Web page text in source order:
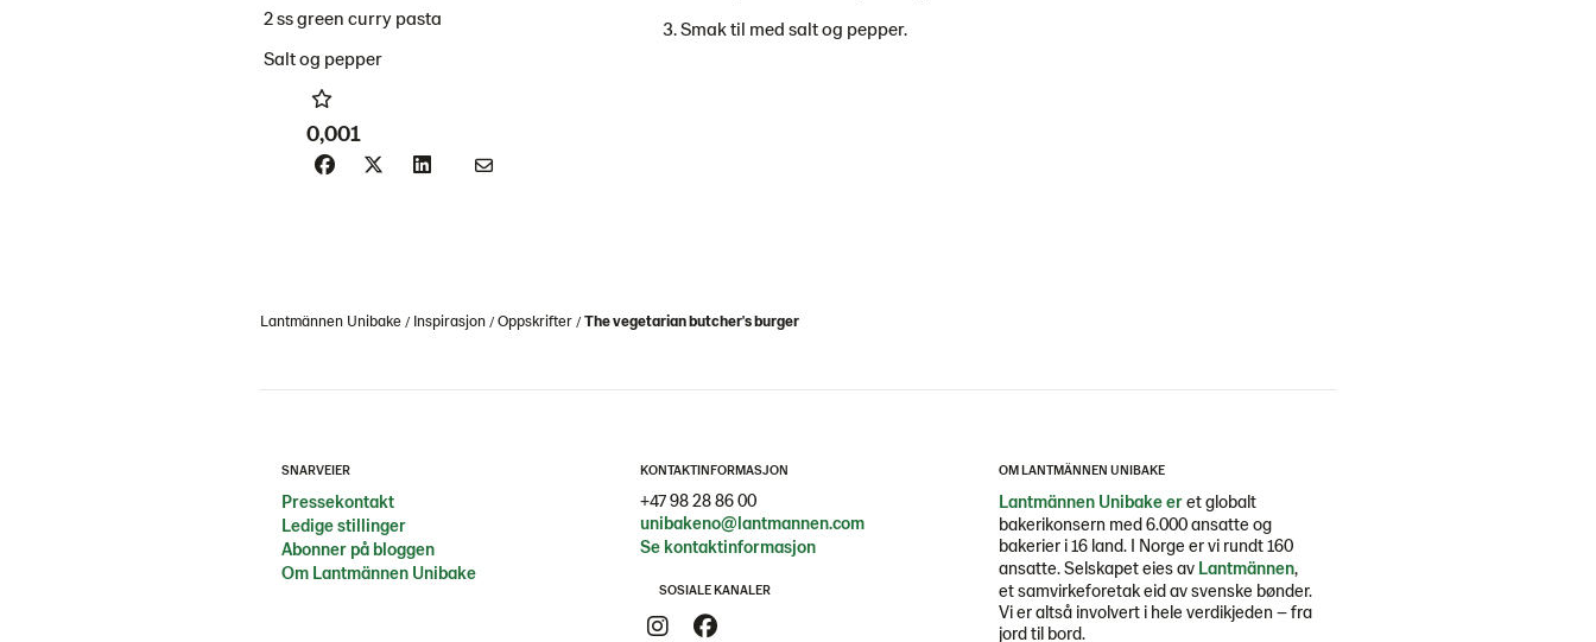
2 ss green curry pasta
Salt og pepper
Smak til med salt og pepper.
0,001
Lantmännen Unibake Inspirasjon Oppskrifter The vegetarian butcher's burger
SNARVEIER
Pressekontakt
Ledige stillinger
Abonner på bloggen
Om Lantmännen Unibake
KONTAKTINFORMASJON
+47 98 28 86 00
unibakeno@lantmannen.com
Se kontaktinformasjon
SOSIALE KANALER
OM LANTMÄNNEN UNIBAKE
Lantmännen Unibake eret globalt
bakerikonsern med 6.000 ansatte og
bakerier i 16 land. I Norge er vi rundt 160
ansatte. Selskapet eies av Lantmännen,
et samvirkeforetak eid av svenske bønder.
Vi er altså involvert i hele verdikjeden – fra
jord til bord.